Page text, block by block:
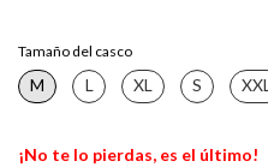
Tamaño del casco
M L XL S XXL
¡No te lo pierdas, es el último!